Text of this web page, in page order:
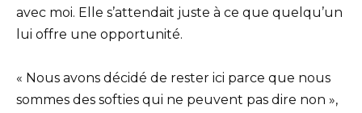
avec moi. Elle s’attendait juste à ce que quelqu’un
lui offre une opportunité.
« Nous avons décidé de rester ici parce que nous
sommes des softies qui ne peuvent pas dire non »,